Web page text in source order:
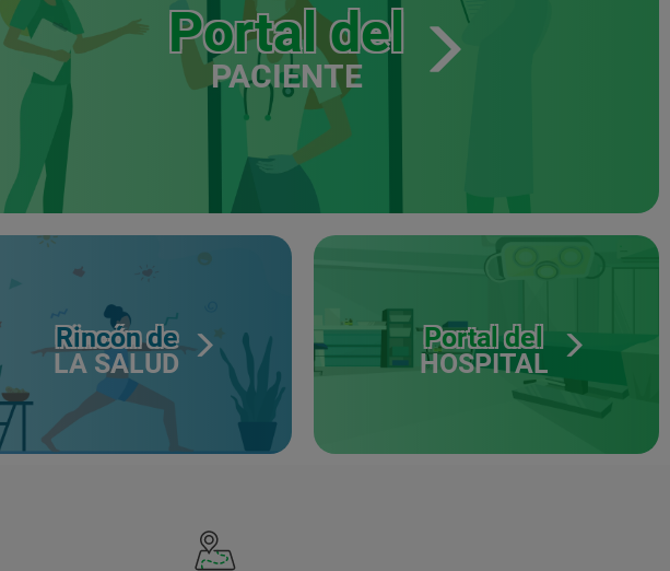
Portal del
PACIENTE
Rincón de
LA SALUD
Portal del
HOSPITAL